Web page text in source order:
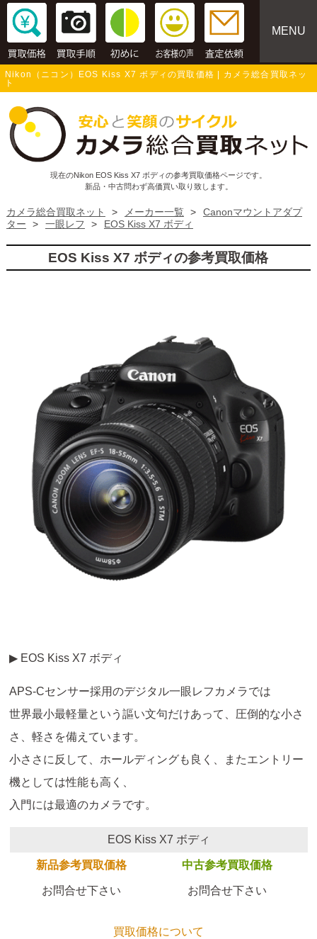
MENU
Nikon（ニコン）EOS Kiss X7 ボディの買取価格 | カメラ総合買取ネッ
ト
現在のNikon EOS Kiss X7 ボディの参考買取価格ページです。
新品・中古問わず高価買い取り致します。
カメラ総合買取ネット > メーカー一覧 >
Canonマウントアダプ
ター
> 一眼レフ > EOS Kiss X7 ボディ
EOS Kiss X7 ボディの参考買取価格
▶ EOS Kiss X7 ボディ
APS-Cセンサー採用のデジタル一眼レフカメラでは
世界最小最軽量という謳い文句だけあって、圧倒的な小さ
さ、軽さを備えています。
小ささに反して、ホールディングも良く、またエントリー
機としては性能も高く、
入門には最適のカメラです。
EOS Kiss X7 ボディ
新品参考買取価格 中古参考買取価格
お問合せ下さい お問合せ下さい
買取価格について